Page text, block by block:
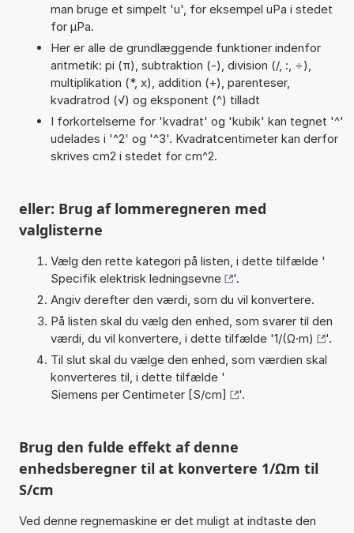
man bruge et simpelt 'u', for eksempel uPa i stedet
for µPa.
Her er alle de grundlæggende funktioner indenfor
aritmetik: pi (π), subtraktion (-), division (/, :, ÷),
multiplikation (*, x), addition (+), parenteser,
kvadratrod (√) og eksponent (^) tilladt
I forkortelserne for 'kvadrat' og 'kubik' kan tegnet '^'
udelades i '^2' og '^3'. Kvadratcentimeter kan derfor
skrives cm2 i stedet for cm^2.
eller: Brug af lommeregneren med
valglisterne
Vælg den rette kategori på listen, i dette tilfælde '
Specifik elektrisk ledningsevne
'.
Angiv derefter den værdi, som du vil konvertere.
På listen skal du vælg den enhed, som svarer til den
værdi, du vil konvertere, i dette tilfælde '1/(Ω·m)
'.
Til slut skal du vælge den enhed, som værdien skal
konverteres til, i dette tilfælde '
Siemens per Centimeter [S/cm]
'.
Brug den fulde effekt af denne
enhedsberegner til at konvertere 1/Ωm til
S/cm
Ved denne regnemaskine er det muligt at indtaste den